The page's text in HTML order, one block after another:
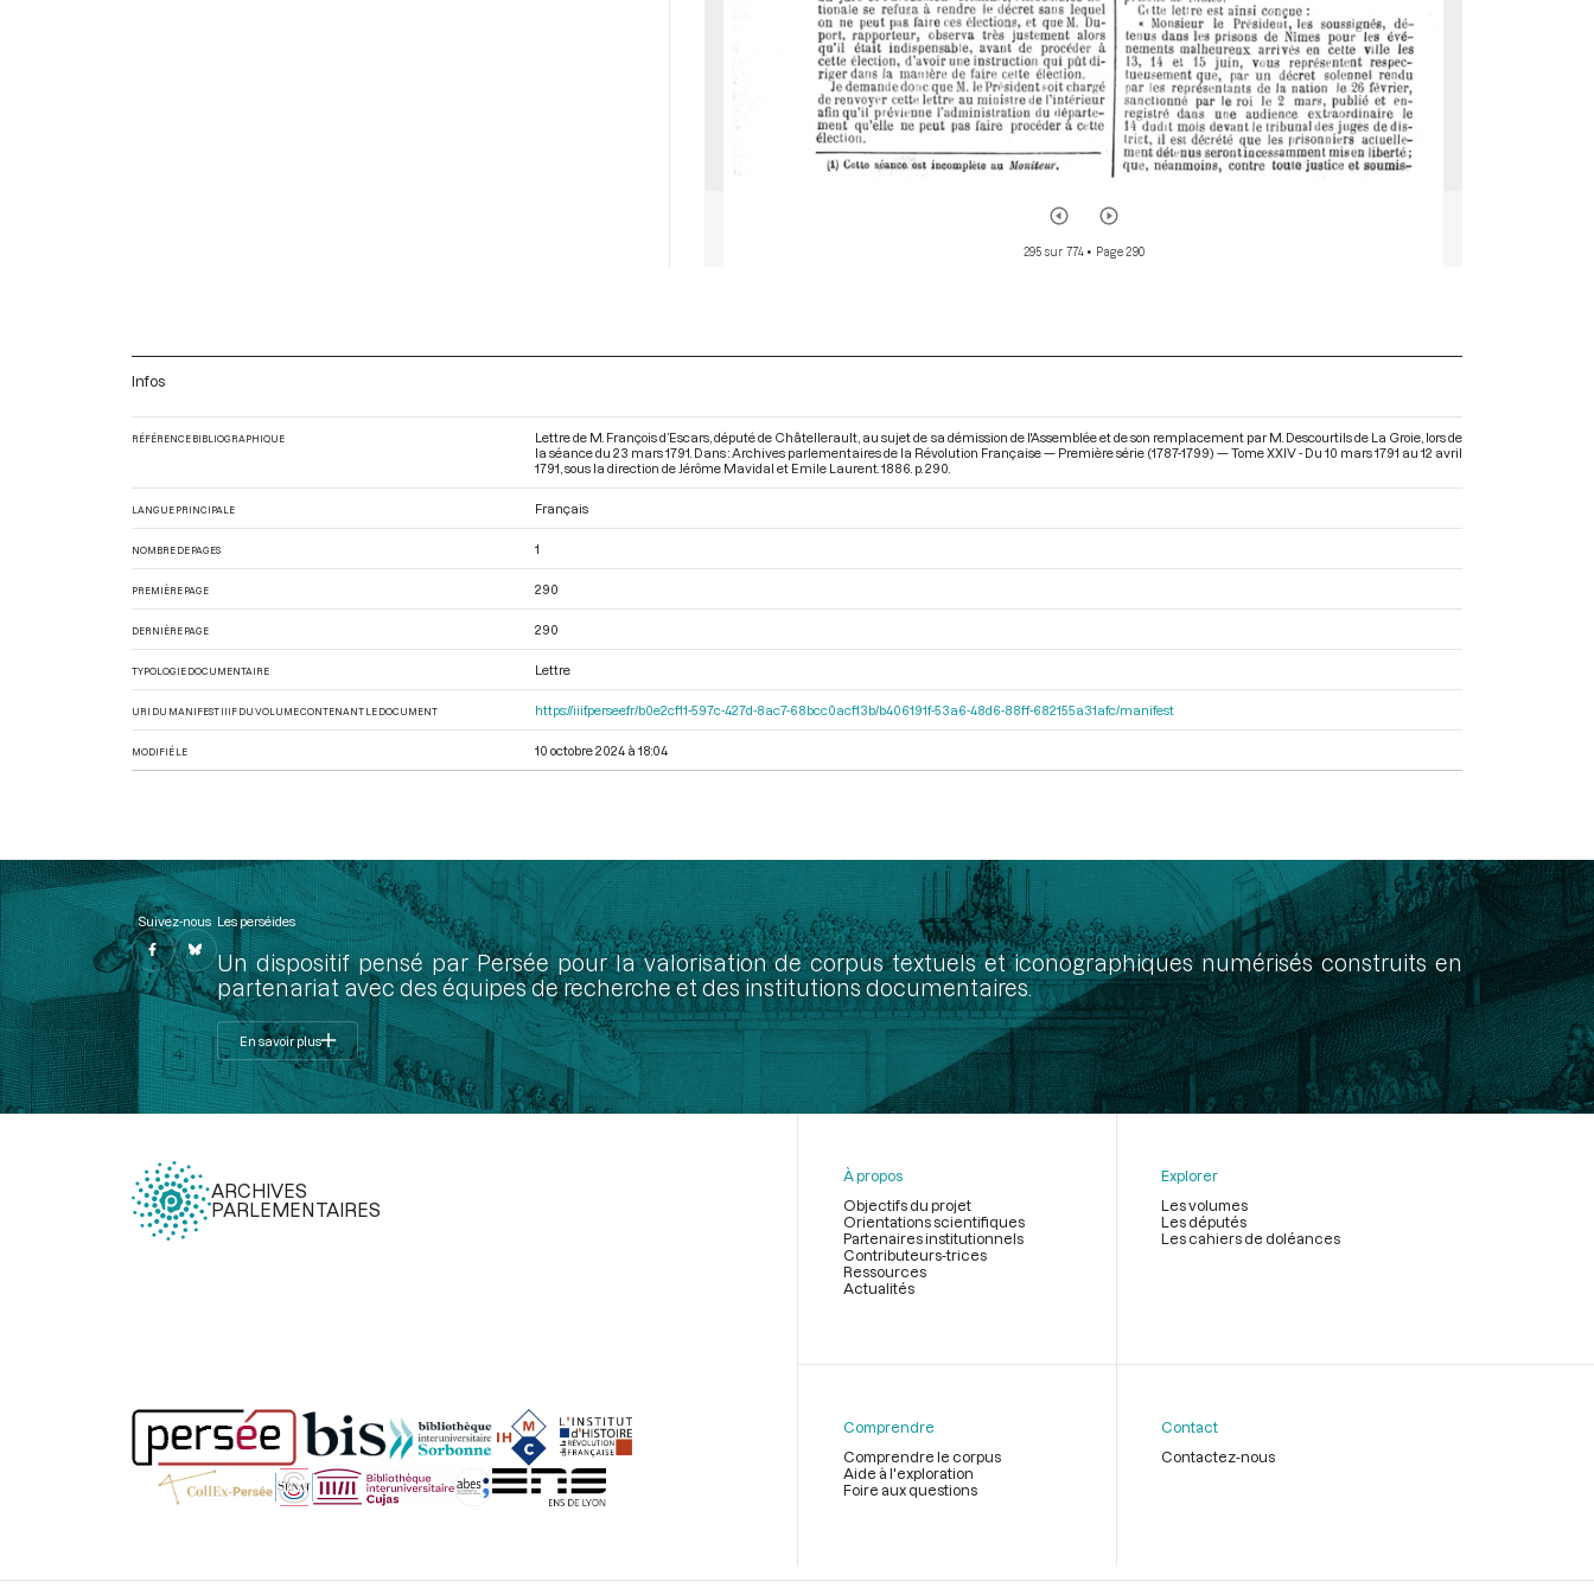
295 sur 774• Page 290
Infos
RÉFÉRENCE BIBLIOGRAPHIQUE
Lettre de M. François d’Escars, député de Châtellerault, au sujet de sa démission de l'Assemblée et de son remplacement par M. Descourtils de La Groie, lors de
la séance du 23 mars 1791. Dans : Archives parlementaires de la Révolution Française — Première série (1787-1799) — Tome XXIV - Du 10 mars 1791 au 12 avril
1791 , sous la direction de Jérôme Mavidal et Emile Laurent. 1886. p. 290.
LANGUE PRINCIPALE Français
NOMBRE DE PAGES 1
PREMIÈRE PAGE 290
DERNIÈRE PAGE 290
TYPOLOGIE DOCUMENTAIRE Lettre
URI DU MANIFEST IIIF DU VOLUME CONTENANT LE DOCUMENT https://iiif.persee.fr/b0e2cf11-597c-427d-8ac7-68bcc0acf13b/b406191f-53a6-48d6-88ff-682155a31afc/manifest
MODIFIÉ LE 10 octobre 2024 à 18:04
Suivez-nous Les perséides
Un dispositif pensé par Persée pour la valorisation de corpus textuels et iconographiques numérisés construits en
partenariat avec des équipes de recherche et des institutions documentaires.
En savoir plus
ARCHIVES
PARLEMENTAIRES
page
À propos
Objectifs du projet
Orientations scientifiques
Partenaires institutionnels
Contributeurs-trices
Ressources
Actualités
Explorer
Les volumes
Les députés
Les cahiers de doléances
Comprendre
Comprendre le corpus
Aide à l'exploration
Foire aux questions
Contact
Contactez-nous
Légal